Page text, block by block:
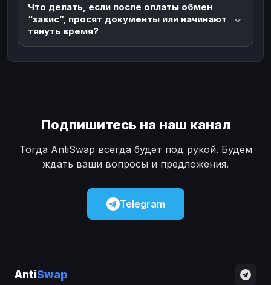
Что делать, если после оплаты обмен
“завис”, просят документы или начинают
тянуть время?
Подпишитесь на наш канал
Тогда AntiSwap всегда будет под рукой. Будем
ждать ваши вопросы и предложения.
Telegram
AntiSwap